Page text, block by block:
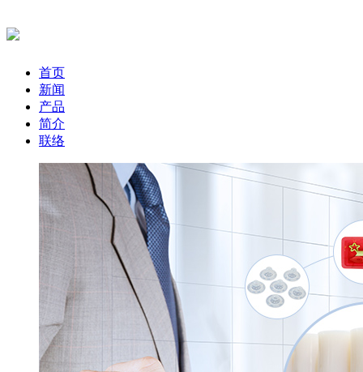
首页
新闻
产品
简介
联络